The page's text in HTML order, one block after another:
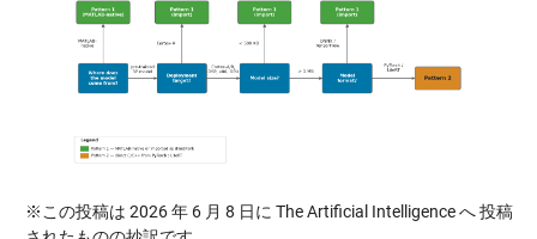
※この投稿は 2026 年 6 月 8 日に The Artificial Intelligence へ 投稿